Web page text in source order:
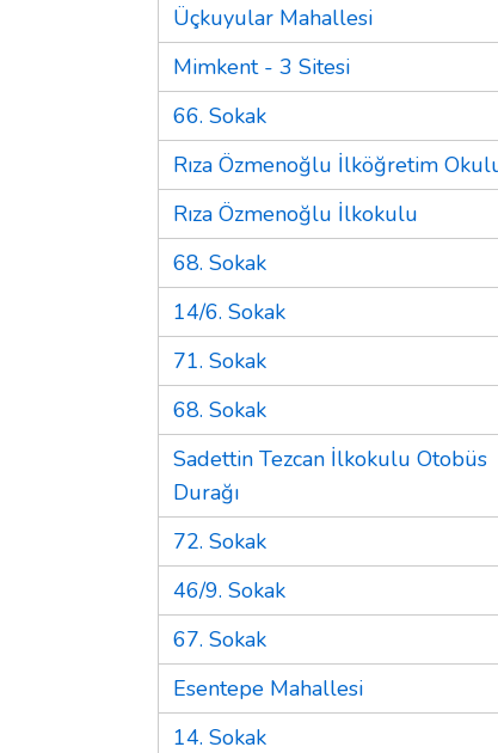
Üçkuyular Mahallesi
Mimkent - 3 Sitesi
66. Sokak
Rıza Özmenoğlu İlköğretim
Rıza Özmenoğlu İlkokulu
68. Sokak
14/6. Sokak
71. Sokak
68. Sokak
Sadettin Tezcan İlkokulu Otobüs
Durağı
72. Sokak
46/9. Sokak
67. Sokak
Esentepe Mahallesi
14. Sokak